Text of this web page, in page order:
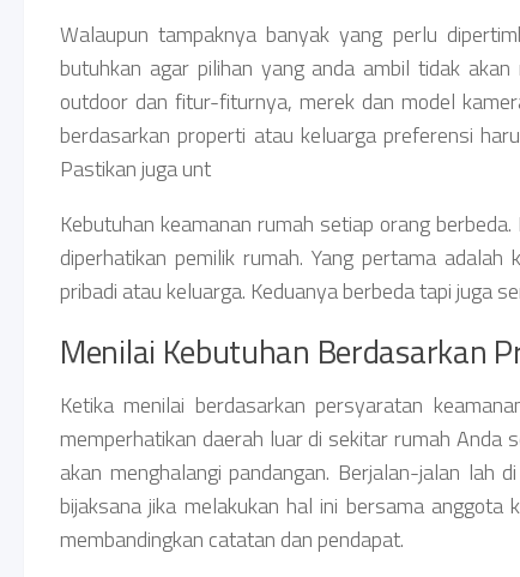
Walaupun tampaknya banyak yang perlu
butuhkan agar pilihan yang anda ambil tidak
outdoor dan fitur-fiturnya, merek dan model
berdasarkan properti atau keluarga preferensi
Pastikan juga unt
Kebutuhan keamanan rumah setiap orang
diperhatikan pemilik rumah. Yang pertama
pribadi atau keluarga. Keduanya berbeda tapi juga
Menilai Kebutuhan Berdasarkan
Ketika menilai berdasarkan persyaratan
memperhatikan daerah luar di sekitar rumah Anda
akan menghalangi pandangan. Berjalan-jalan lah
bijaksana jika melakukan hal ini bersama
membandingkan catatan dan pendapat.